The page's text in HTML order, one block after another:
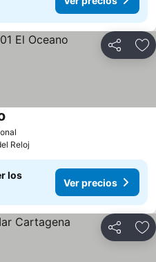
Compartir
Reloj
los
Ver precios
Compartir